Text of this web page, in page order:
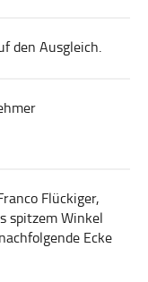
den Ausgleich.
Flückiger,
spitzem Winkel
Ecke